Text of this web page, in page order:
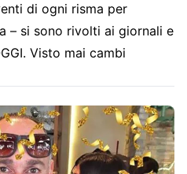
di ogni risma per
– si sono rivolti ai giornali e
Visto mai cambi